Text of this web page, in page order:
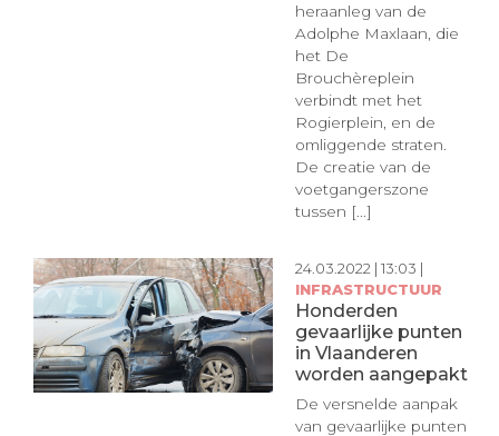
heraanleg van de
Adolphe Maxlaan, die
het De
Brouchèreplein
verbindt met het
Rogierplein, en de
omliggende straten.
De creatie van de
voetgangerszone
tussen [...]
24.03.2022 | 13:03 |
INFRASTRUCTUUR
Honderden
gevaarlijke punten
in Vlaanderen
worden aangepakt
De versnelde aanpak
van gevaarlijke punten